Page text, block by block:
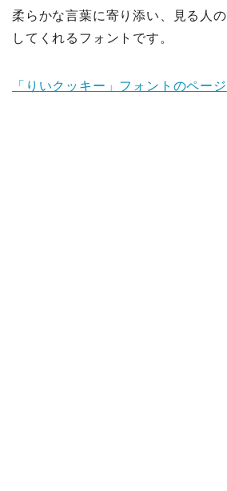
柔らかな言葉に寄り添い、見る人
してくれるフォントです。
「りいクッキー」フォントのページ